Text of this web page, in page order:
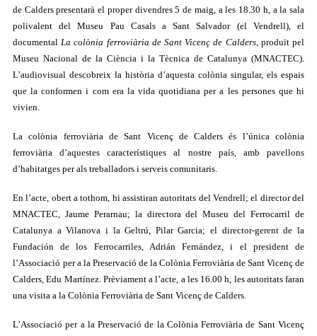
de Calders presentarà el proper divendres 5 de maig, a les 18.30 h, a la sala
polivalent del Museu Pau Casals a Sant Salvador (el Vendrell), el
documentalLa colònia ferroviària de Sant Vicenç de Calders, produït pel
Museu Nacional de la Ciència i la Tècnica de Catalunya (MNACTEC).
L’audiovisual descobreix la història d’aquesta colònia singular, els espais
que la conformen i com era la vida quotidiana per a les persones que hi
vivien.
La colònia ferroviària de Sant Vicenç de Calders és l’única colònia
ferroviària d’aquestes característiques al nostre país, amb pavellons
d’habitatges per als treballadors i serveis comunitaris.
En l’acte, obert a tothom, hi assistiran autoritats del Vendrell; el director del
MNACTEC, Jaume Perarnau; la directora del Museu del Ferrocarril de
Catalunya a Vilanova i la Geltrú, Pilar Garcia; el director-gerent de la
Fundación de los Ferrocarriles, Adrián Fernández, i el president de
l’Associació per a la Preservació de la Colònia Ferroviària de Sant Vicenç de
Calders, Edu Martínez. Prèviament a l’acte, a les 16.00 h, les autoritats faran
una visita a la Colònia Ferroviària de Sant Vicenç de Calders.
L’Associació per a la Preservació de la Colònia Ferroviària de Sant Vicenç